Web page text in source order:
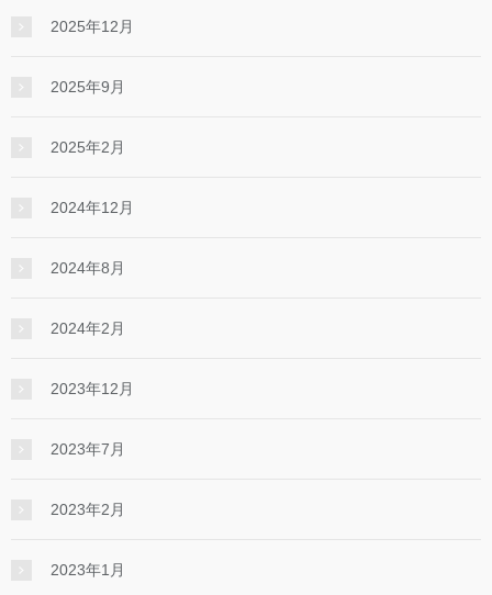
2025年12月
2025年9月
2025年2月
2024年12月
2024年8月
2024年2月
2023年12月
2023年7月
2023年2月
2023年1月